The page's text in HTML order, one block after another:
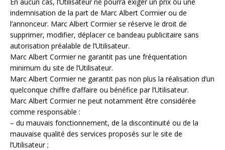
indemnisation de la part de Marc Albert Cormier ou de
l’annonceur. Marc Albert Cormier se réserve le droit de
supprimer, modifier, déplacer ce bandeau publicitaire sans
autorisation préalable de l’Utilisateur.
Marc Albert Cormier ne garantit pas une fréquentation
minimum du site de l’Utilisateur.
Marc Albert Cormier ne garantit pas non plus la réalisation d’un
quelconque chiffre d’affaire ou bénéfice par l’Utilisateur.
Marc Albert Cormier ne peut notamment être considérée
comme responsable :
– du mauvais fonctionnement, de la discontinuité ou de la
mauvaise qualité des services proposés sur le site de
l’Utilisateur ;